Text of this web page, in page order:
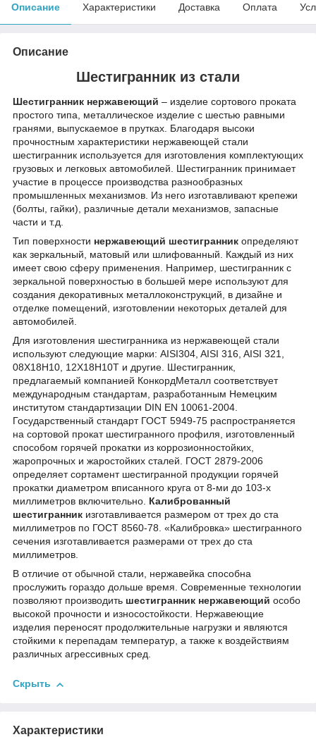
Описание Характеристики Доставка Оплата
Описание
Шестигранник из стали
Шестигранник нержавеющий – изделие сортового проката
простого типа, металлическое изделие с шестью равными
гранями, выпускаемое в прутках. Благодаря высоки
прочностным характеристики нержавеющей стали
шестигранник используется для изготовления комплектующих
грузовых и легковых автомобилей. Шестигранник принимает
участие в процессе производства разнообразных
промышленных механизмов. Из него изготавливают крепежи
(болты, гайки), различные детали механизмов, запасные
части и т.д.
Тип поверхности нержавеющий шестигранник определяют
как зеркальный, матовый или шлифованный. Каждый из них
имеет свою сферу применения. Например, шестигранник с
зеркальной поверхностью в большей мере используют для
создания декоративных металлоконструкций, в дизайне и
отделке помещений, изготовлении некоторых деталей для
автомобилей.
Для изготовления шестигранника из нержавеющей стали
используют следующие марки: AISI304, AISI 316, AISI 321,
08Х18Н10, 12Х18Н10Т и другие. Шестигранник,
предлагаемый компанией КонкордМеталл соответствует
международным стандартам, разработанным Немецким
институтом стандартизации DIN EN 10061-2004.
Государственный стандарт ГОСТ 5949-75 распространяется
на сортовой прокат шестигранного профиля, изготовленный
способом горячей прокатки из коррозионностойких,
жаропрочных и жаростойких сталей. ГОСТ 2879-2006
определяет сортамент шестигранной продукции горячей
прокатки диаметром вписанного круга от 8-ми до 103-х
миллиметров включительно. Калиброванный
шестигранник изготавливается размером от трех до ста
миллиметров по ГОСТ 8560-78. «Калибровка» шестигранного
сечения изготавливается размерами от трех до ста
миллиметров.
В отличие от обычной стали, нержавейка способна
прослужить гораздо дольше время. Современные технологии
позволяют производить шестигранник нержавеющий особо
высокой прочности и износостойкости. Нержавеющие
изделия переносят продолжительные нагрузки и являются
стойкими к перепадам температур, а также к воздействиям
различных агрессивных сред.
Скрыть
Характеристики